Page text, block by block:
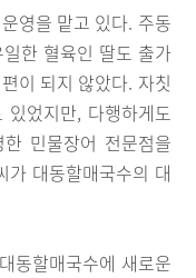
영을 맡고 있다. 주동
한 혈육인 딸도 출가
이 되지 않았다. 자칫
었지만, 다행하게도
한 민물장어 전문점을
가 대동할매국수의 대
동할매국수에 새로운